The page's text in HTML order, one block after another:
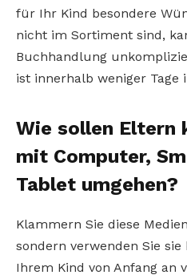
für Ihr Kind besondere
nicht im Sortiment sind,
Buchhandlung
ist innerhalb weniger Tage
Wie sollen Eltern
mit Computer,
Tablet umgehen?
Klammern Sie diese
sondern verwenden Sie sie
Ihrem Kind von Anfang an